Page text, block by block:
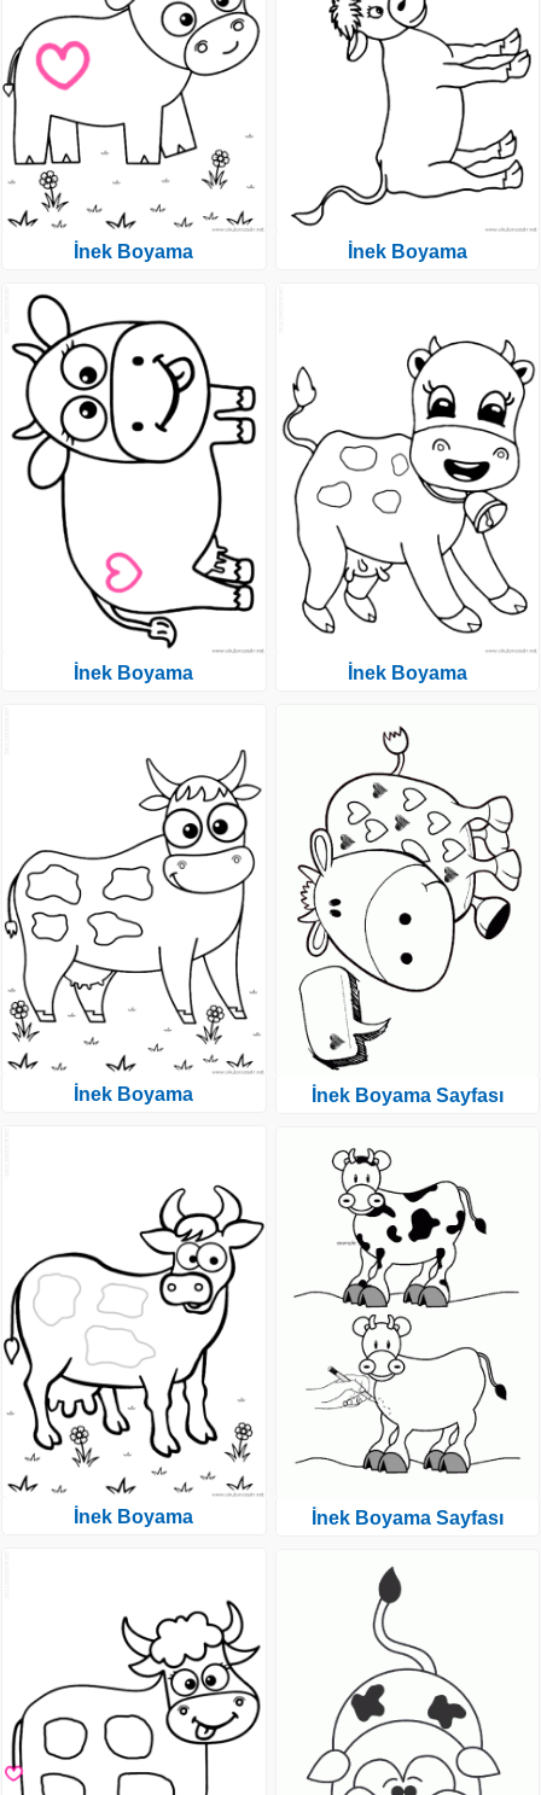
İnek Boyama
İnek Boyama
İnek Boyama
İnek Boyama
İnek Boyama
İnek Boyama
İnek Boyama Sayfası
İnek Boyama Sayfası